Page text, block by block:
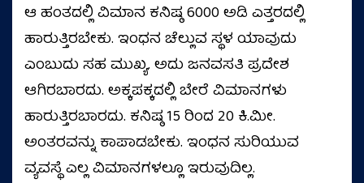
ಆ ಹಂತದಲ್ಲಿ ವಿಮಾನ ಕನಿಷ್ಠ 6000 ಅಡಿ ಎತ್ತರದಲ್ಲಿ
ಹಾರುತ್ತಿರಬೇಕು. ಇಂಧನ ಚೆಲ್ಲುವ ಸ್ಥಳ ಯಾವುದು
ಎಂಬುದು ಸಹ ಮುಖ್ಯ. ಅದು ಜನವಸತಿ ಪ್ರದೇಶ
ಆಗಿರಬಾರದು. ಅಕ್ಕಪಕ್ಕದಲ್ಲಿ ಬೇರೆ ವಿಮಾನಗಳು
ಹಾರುತ್ತಿರಬಾರದು. ಕನಿಷ್ಠ 15 ರಿಂದ 20 ಕಿ.ಮೀ.
ಅಂತರವನ್ನು ಕಾಪಾಡಬೇಕು. ಇಂಧನ ಸುರಿಯುವ
ವ್ಯವಸ್ಥೆ ಎಲ್ಲ ವಿಮಾನಗಳಲ್ಲೂ ಇರುವುದಿಲ್ಲ.